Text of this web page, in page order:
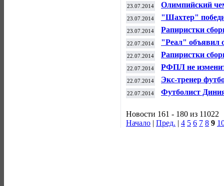
23.07.2014
Олимпийский
объявил о
23.07.2014
"Шахтер"
Суперкубок
23.07.2014
Рапиристки
фехтованию в
22.07.2014
"Реал" объявил
бомбардиром
22.07.2014
Рапиристки
мира по
22.07.2014
РФПЛ не
пройдет 2
22.07.2014
Экс-тренер
Сербии
22.07.2014 Футболист
Новости 161 - 180 из 11022
Начало | Пред. | 4 5 6 7 8 9